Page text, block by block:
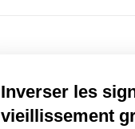
Inverser les
vieillissement